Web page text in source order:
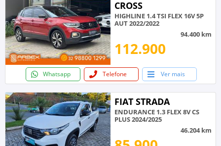
CROSS
HIGHLINE 1.4 TSI FLEX 16V 5P
AUT 2022/2022
94.400 km
112.900
Whatsapp Telefone Ver mais
FIAT STRADA
ENDURANCE 1.3 FLEX 8V CS
PLUS 2024/2025
46.204 km